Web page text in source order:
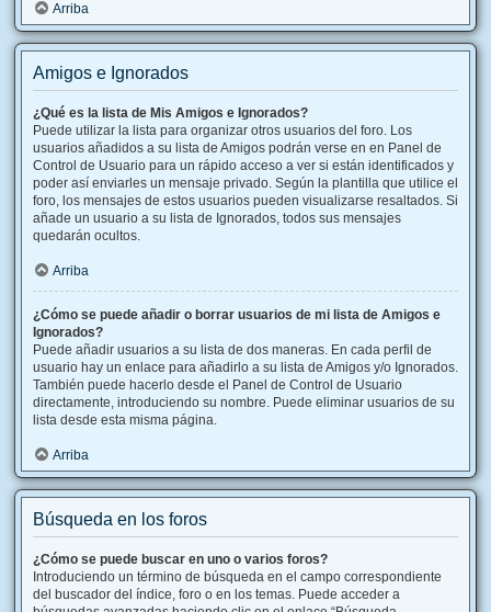
Arriba
Amigos e Ignorados
¿Qué es la lista de Mis Amigos e Ignorados?
Puede utilizar la lista para organizar otros usuarios del foro. Los
usuarios añadidos a su lista de Amigos podrán verse en en Panel de
Control de Usuario para un rápido acceso a ver si están identificados y
poder así enviarles un mensaje privado. Según la plantilla que utilice el
foro, los mensajes de estos usuarios pueden visualizarse resaltados. Si
añade un usuario a su lista de Ignorados, todos sus mensajes
quedarán ocultos.
Arriba
¿Cómo se puede añadir o borrar usuarios de mi lista de Amigos e
Ignorados?
Puede añadir usuarios a su lista de dos maneras. En cada perfil de
usuario hay un enlace para añadirlo a su lista de Amigos y/o Ignorados.
También puede hacerlo desde el Panel de Control de Usuario
directamente, introduciendo su nombre. Puede eliminar usuarios de su
lista desde esta misma página.
Arriba
Búsqueda en los foros
¿Cómo se puede buscar en uno o varios foros?
Introduciendo un término de búsqueda en el campo correspondiente
del buscador del índice, foro o en los temas. Puede acceder a